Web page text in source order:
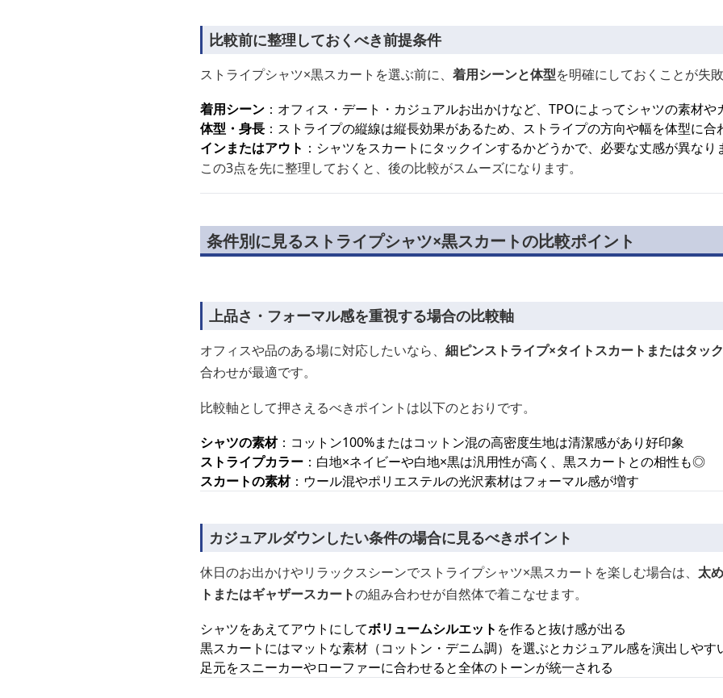
比較前に整理しておくべき前提条件
ストライプシャツ×黒スカートを選ぶ前に、 着用シーンと体型を明確にしておくことが失
着用シーン ：オフィス・デート・カジュアルお出かけなど、TPOによってシャツの素材や
体型・身長 ：ストライプの縦線は縦長効果があるため、ストライプの方向や幅を体型に
インまたはアウト ：シャツをスカートにタックインするかどうかで、必要な丈感が異なり
この3点を先に整理しておくと、後の比較がスムーズになります。
条件別に見るストライプシャツ×黒スカートの比較ポイント
上品さ・フォーマル感を重視する場合の比較軸
オフィスや品のある場に対応したいなら、 細ピンストライプ×タイトスカートまたはタッ
合わせが最適です。
比較軸として押さえるべきポイントは以下のとおりです。
シャツの素材：コットン100%またはコットン混の高密度生地は清潔感があり好印象
ストライプカラー ：白地×ネイビーや白地×黒は汎用性が高く、黒スカートとの相性も◎
スカートの素材：ウール混やポリエステルの光沢素材はフォーマル感が増す
カジュアルダウンしたい条件の場合に見るべきポイント
休日のお出かけやリラックスシーンでストライプシャツ×黒スカートを楽しむ場合は、 太
トまたはギャザースカートの組み合わせが自然体で着こなせます。
シャツをあえてアウトにしてボリュームシルエット を作ると抜け感が出る
黒スカートにはマットな素材（コットン・デニム調）を選ぶとカジュアル感を演出しやす
足元をスニーカーやローファーに合わせると全体のトーンが統一される